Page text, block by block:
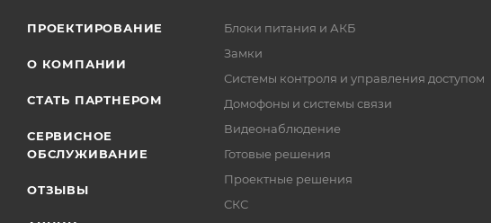
ПРОЕКТИРОВАНИЕ
О КОМПАНИИ
СТАТЬ ПАРТНЕРОМ
СЕРВИСНОЕ
ОБСЛУЖИВАНИЕ
ОТЗЫВЫ
Блоки питания и АКБ
Замки
Системы контроля и управления доступом
Домофоны и системы связи
Видеонаблюдение
Готовые решения
Проектные решения
СКС